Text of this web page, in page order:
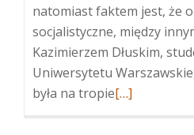
natomiast faktem jest, że
socjalistyczne, między
Kazimierzem Dłuskim,
Uniwersytetu
była na tropieWięcej
[…]